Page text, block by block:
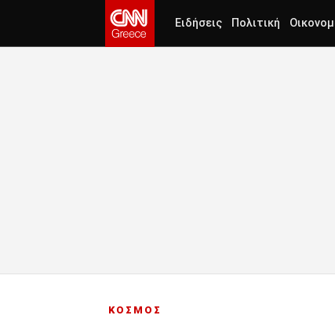
Ειδήσεις Πολιτική
ΚΟΣΜΟΣ